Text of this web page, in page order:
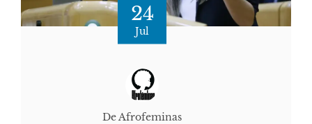
24
Jul
De Afrofeminas